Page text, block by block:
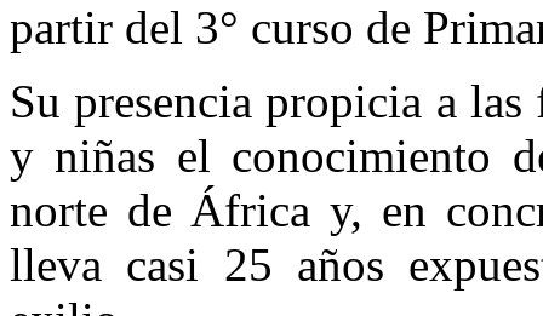
partir del 3° curso de
Su presencia propicia a
y niñas el conocimiento
norte de África y, en
lleva casi 25 años